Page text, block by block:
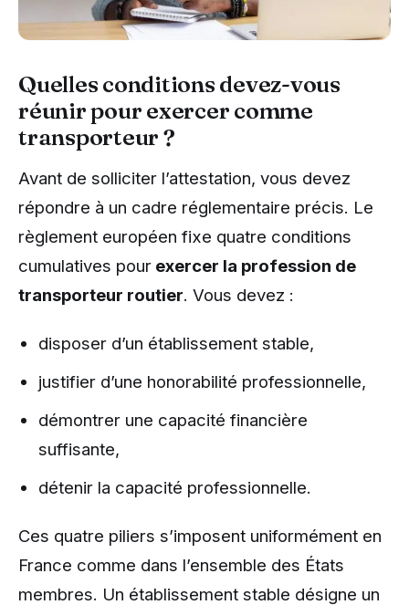
Quelles conditions devez-vous
réunir pour exercer comme
transporteur ?
Avant de solliciter l’attestation, vous devez
répondre à un cadre réglementaire précis. Le
règlement européen fixe quatre conditions
cumulatives pour exercer la profession de
transporteur routier. Vous devez :
disposer d’un établissement stable,
justifier d’une honorabilité professionnelle,
démontrer une capacité financière
suffisante,
détenir la capacité professionnelle.
Ces quatre piliers s’imposent uniformément en
France comme dans l’ensemble des États
membres. Un établissement stable désigne un